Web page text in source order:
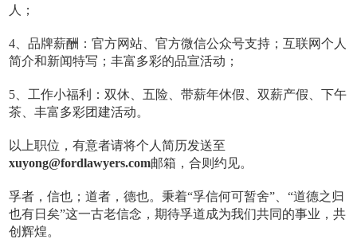
人；
4、品牌薪酬：官方网站、官方微信公众号支持；互联网个人
简介和新闻特写；丰富多彩的品宣活动；
5、工作小福利：双休、五险、带薪年休假、双薪产假、下午
茶、丰富多彩团建活动。
以上职位，有意者请将个人简历发送至
xuyong@fordlawyers.com邮箱，合则约见。
孚者，信也；道者，德也。秉着“孚信何可暂舍”、“道德之归
也有日矣”这一古老信念，期待孚道成为我们共同的事业，共
创辉煌。